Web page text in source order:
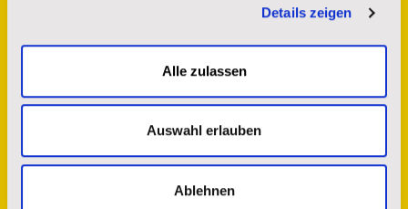
Details zeigen
Alle zulassen
Auswahl erlauben
Ablehnen
St. Josefs Indianer Hilfswerk e.V.
Sprendlinger Landstr. 180
63069 Offenbach am Main
Tel.: 069 8383 8742